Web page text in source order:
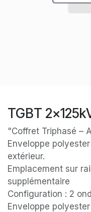
TGBT
"Coffret Triphasé –
Enveloppe
extérieur.
Emplacement sur
supplémentaire
Configuration : 2
Enveloppe